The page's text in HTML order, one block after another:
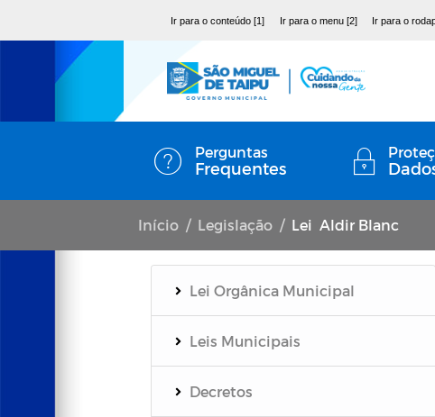
Ir para o conteúdo [1] Ir para o menu [2] Ir para o
Perguntas
Frequentes
Início Legislação Lei Aldir Blanc
Lei Orgânica Municipal
Leis Municipais
Decretos